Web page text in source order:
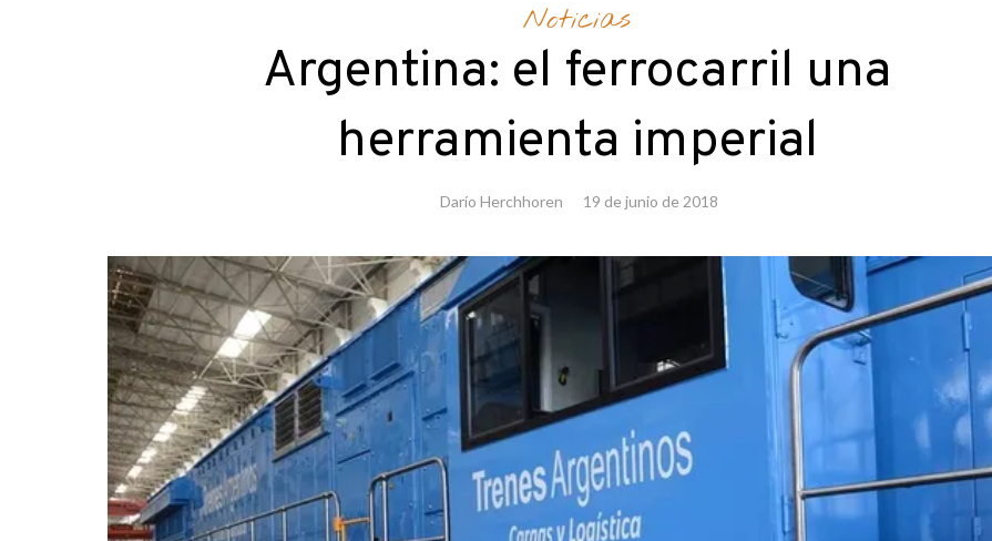
Noticias
Argentina: el ferrocarril una
herramienta imperial
Darío Herchhoren 19 de junio de 2018